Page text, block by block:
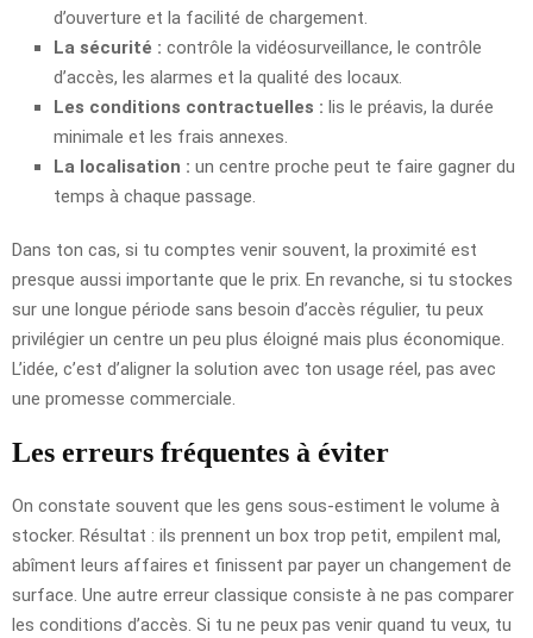
d’ouverture et la facilité de chargement.
La sécurité : contrôle la vidéosurveillance, le contrôle
d’accès, les alarmes et la qualité des locaux.
Les conditions contractuelles : lis le préavis, la durée
minimale et les frais annexes.
La localisation : un centre proche peut te faire gagner du
temps à chaque passage.
Dans ton cas, si tu comptes venir souvent, la proximité est
presque aussi importante que le prix. En revanche, si tu stockes
sur une longue période sans besoin d’accès régulier, tu peux
privilégier un centre un peu plus éloigné mais plus économique.
L’idée, c’est d’aligner la solution avec ton usage réel, pas avec
une promesse commerciale.
Les erreurs fréquentes à éviter
On constate souvent que les gens sous-estiment le volume à
stocker. Résultat : ils prennent un box trop petit, empilent mal,
abîment leurs affaires et finissent par payer un changement de
surface. Une autre erreur classique consiste à ne pas comparer
les conditions d’accès. Si tu ne peux pas venir quand tu veux, tu